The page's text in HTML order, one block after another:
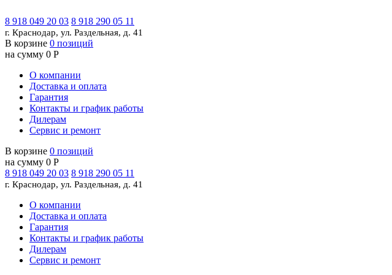
8 918 049 20 03 8 918 290 05 11
г. Краснодар, ул. Раздельная, д. 41
В корзине 0 позиций
на сумму 0 Р
О компании
Доставка и оплата
Гарантия
Контакты и график работы
Дилерам
Сервис и ремонт
В корзине 0 позиций
на сумму 0 Р
8 918 049 20 03 8 918 290 05 11
г. Краснодар, ул. Раздельная, д. 41
О компании
Доставка и оплата
Гарантия
Контакты и график работы
Дилерам
Сервис и ремонт